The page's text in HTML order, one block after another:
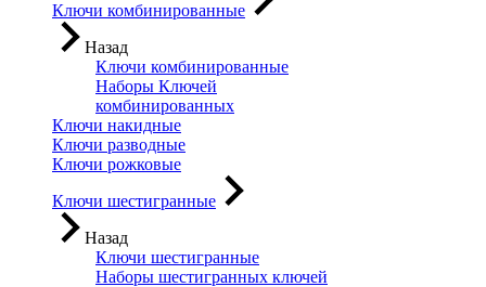
Ключи комбинированные
Назад
Ключи комбинированные
Наборы Ключей
комбинированных
Ключи накидные
Ключи разводные
Ключи рожковые
Ключи шестигранные
Назад
Ключи шестигранные
Наборы шестигранных ключей